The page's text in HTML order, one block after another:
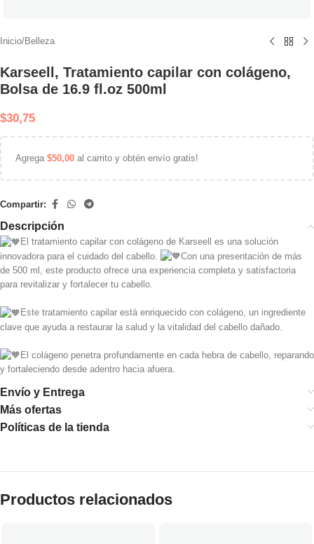
Inicio/Belleza
Karseell, Tratamiento capilar con colágeno,
Bolsa de 16.9 fl.oz 500ml
$30,75
Agrega $50,00 al carrito y obtén envío gratis!
Compartir:
Descripción
El tratamiento capilar con colágeno de Karseell es una solución
innovadora para el cuidado del cabello.
Con una presentación de más
de 500 ml, este producto ofrece una experiencia completa y satisfactoria
para revitalizar y fortalecer tu cabello.
Este tratamiento capilar está enriquecido con colágeno, un ingrediente
clave que ayuda a restaurar la salud y la vitalidad del cabello dañado.
El colágeno penetra profundamente en cada hebra de cabello, reparando
y fortaleciendo desde adentro hacia afuera.
Envío y Entrega
Más ofertas
Políticas de la tienda
Productos relacionados